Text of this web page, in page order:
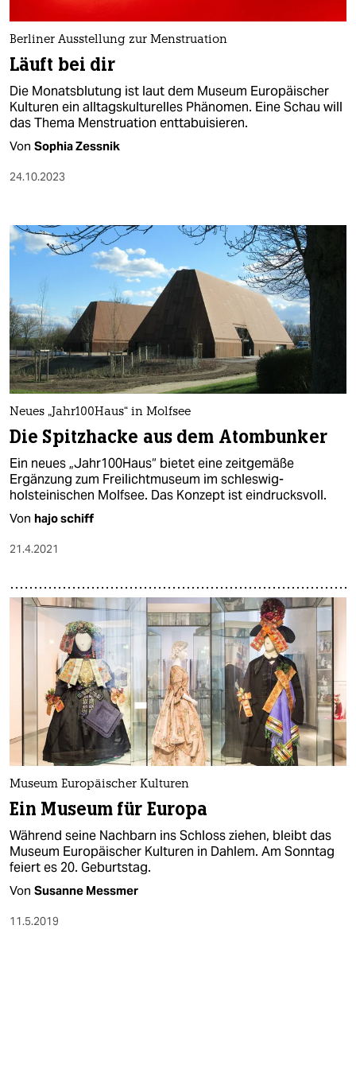
nord
wahrheit
verlag
verlag
veranstaltungen
fragen & hilfe
unterstützen
abo
genossenschaft
epaper login
Berliner Ausstellung zur Menstruation
Läuft bei dir
Die Monatsblutung ist laut dem Museum Europäischer
Kulturen ein alltagskulturelles Phänomen. Eine Schau will
das Thema Menstruation enttabuisieren.
Von Sophia Zessnik
24.10.2023
Neues „Jahr100Haus“ in Molfsee
Die Spitzhacke aus dem Atombunker
Ein neues „Jahr100Haus“ bietet eine zeitgemäße
Ergänzung zum Freilichtmuseum im schleswig-
holsteinischen Molfsee. Das Konzept ist eindrucksvoll.
Von hajo schiff
21.4.2021
Museum Europäischer Kulturen
Ein Museum für Europa
Während seine Nachbarn ins Schloss ziehen, bleibt das
Museum Europäischer Kulturen in Dahlem. Am Sonntag
feiert es 20. Geburtstag.
Von Susanne Messmer
11.5.2019